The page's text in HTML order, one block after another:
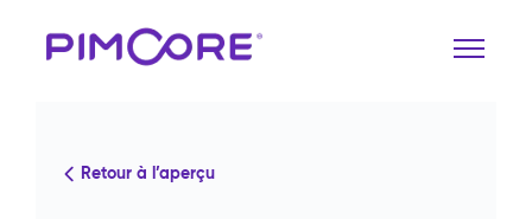
Retour à l’aperçu